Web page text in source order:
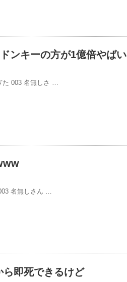
ンキーの方が1億倍やばい
た 003 名無しさ …
名無しさん …
ら即死できるけど